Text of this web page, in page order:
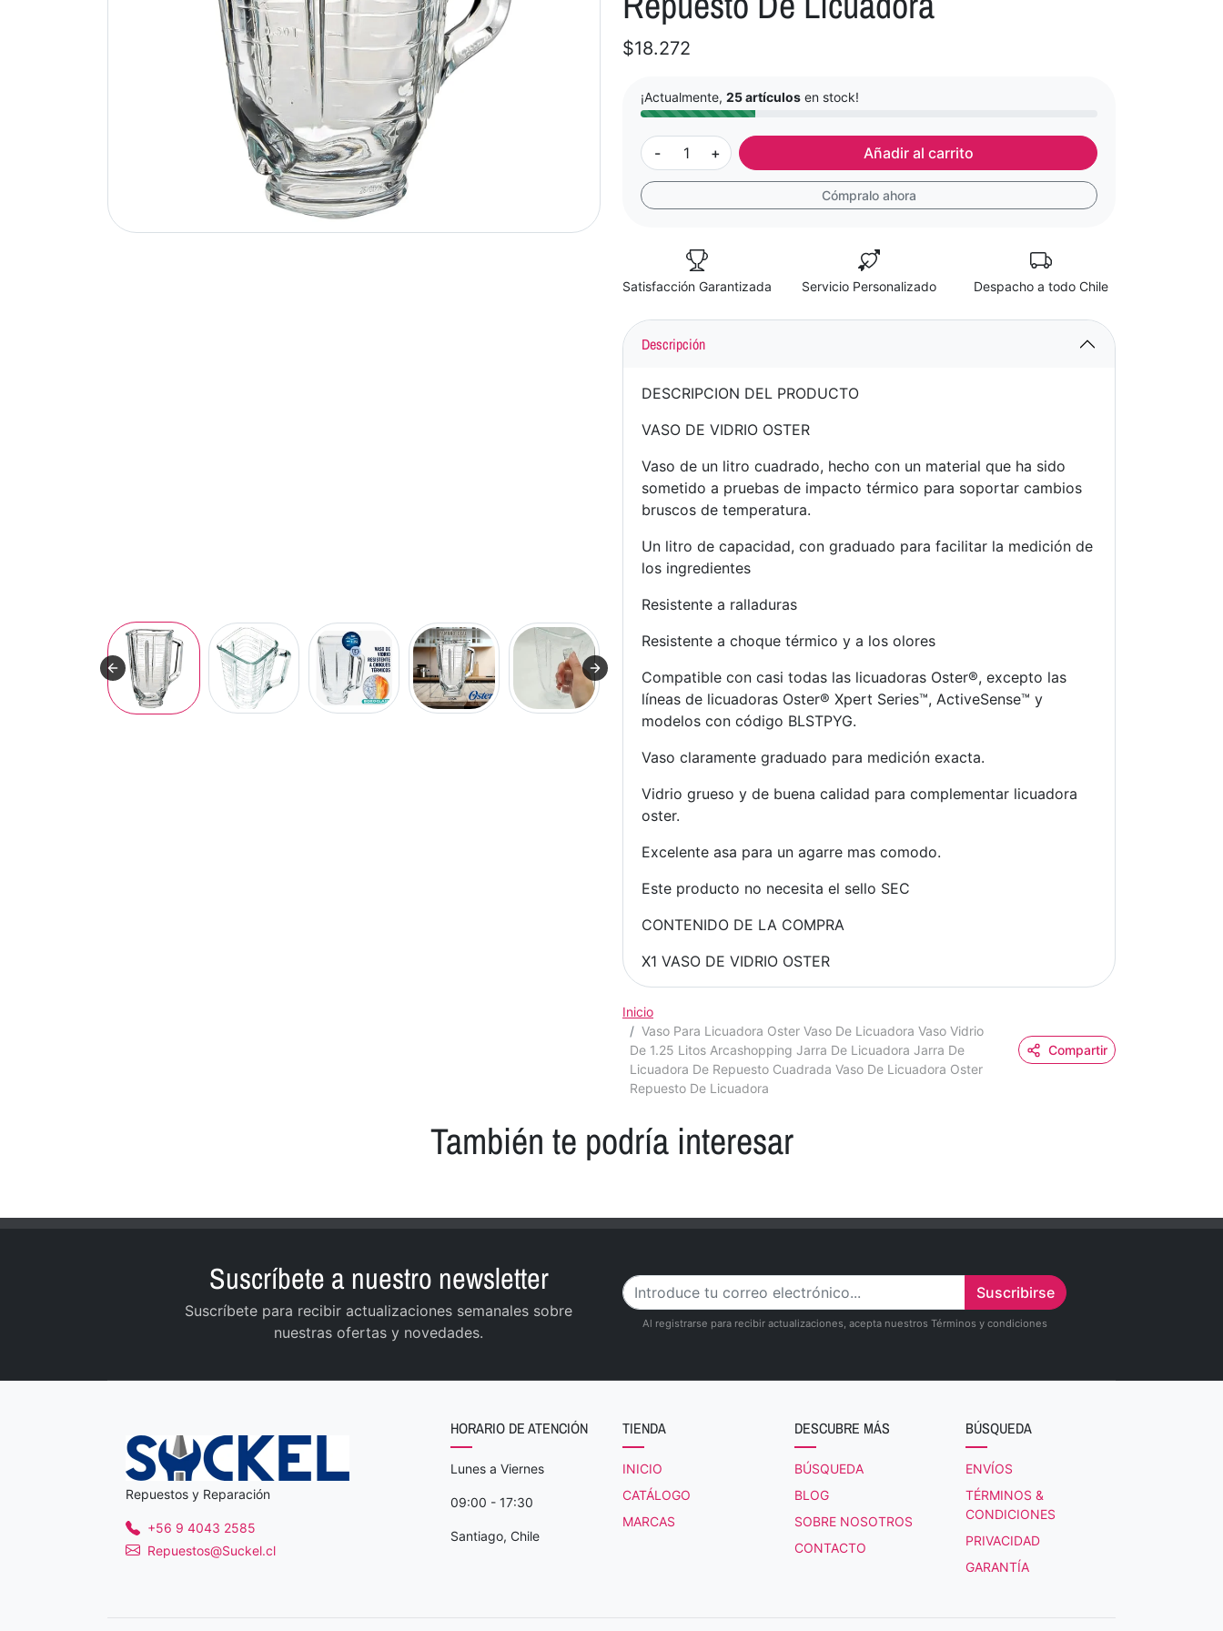
$18.272
¡Actualmente, 25 artículos en stock!
- + Añadir al carrito
Cómpralo ahora
Satisfacción Garantizada Servicio Personalizado Despacho a todo Chile
Descripción
DESCRIPCION DEL PRODUCTO
VASO DE VIDRIO OSTER
Vaso de un litro cuadrado, hecho con un material que ha sido
sometido a pruebas de impacto térmico para soportar cambios
bruscos de temperatura.
Un litro de capacidad, con graduado para facilitar la medición de
los ingredientes
Resistente a ralladuras
Resistente a choque térmico y a los olores
Compatible con casi todas las licuadoras Oster®, excepto las
líneas de licuadoras Oster® Xpert Series™, ActiveSense™ y
modelos con código BLSTPYG.
Vaso claramente graduado para medición exacta.
Vidrio grueso y de buena calidad para complementar licuadora
oster.
Excelente asa para un agarre mas comodo.
Este producto no necesita el sello SEC
CONTENIDO DE LA COMPRA
X1 VASO DE VIDRIO OSTER
Inicio
Vaso Para Licuadora Oster Vaso De Licuadora Vaso Vidrio
De 1.25 Litos Arcashopping Jarra De Licuadora Jarra De
Licuadora De Repuesto Cuadrada Vaso De Licuadora Oster
Repuesto De Licuadora
Compartir
También te podría interesar
Suscríbete a nuestro newsletter
Suscríbete para recibir actualizaciones semanales sobre
nuestras ofertas y novedades.
Suscribirse
Al registrarse para recibir actualizaciones, acepta nuestros Términos y condiciones
Repuestos y Reparación
+56 9 4043 2585
Repuestos@Suckel.cl
HORARIO DE ATENCIÓN
Lunes a Viernes
09:00 - 17:30
Santiago, Chile
TIENDA
INICIO
CATÁLOGO
MARCAS
DESCUBRE MÁS
BÚSQUEDA
BLOG
SOBRE NOSOTROS
CONTACTO
BÚSQUEDA
ENVÍOS
TÉRMINOS &
CONDICIONES
PRIVACIDAD
GARANTÍA